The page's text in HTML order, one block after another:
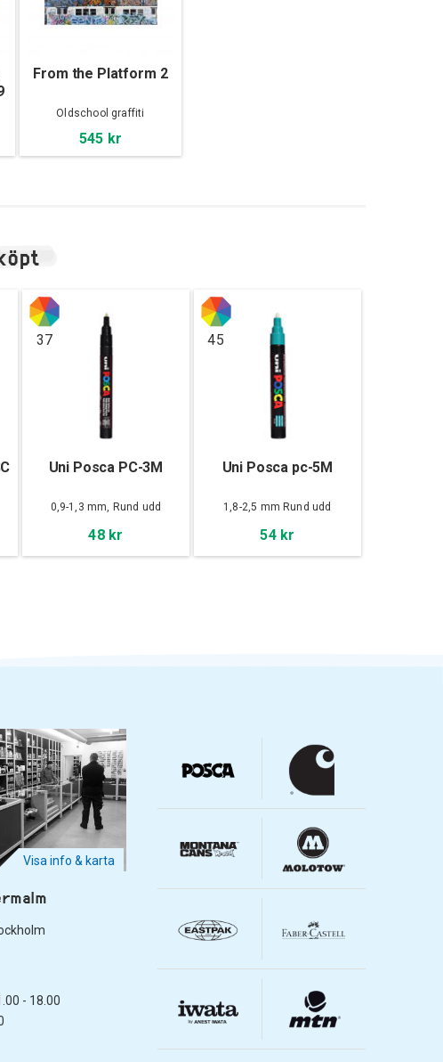
From the Platform 2
Oldschool graffiti
545 kr
37
Uni Posca PC-3M
0,9-1,3 mm, Rund udd
48 kr
45
Uni Posca pc-5M
1,8-2,5 mm Rund udd
54 kr
Visa info & karta
- 18.00